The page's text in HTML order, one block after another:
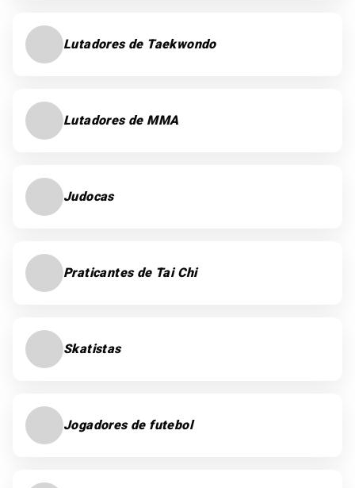
Lutadores de Taekwondo
Lutadores de MMA
Judocas
Praticantes de Tai Chi
Skatistas
Jogadores de futebol